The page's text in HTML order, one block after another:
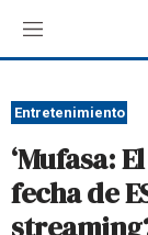
M
e
ú
Entretenimiento
‘Mufasa:
fecha de